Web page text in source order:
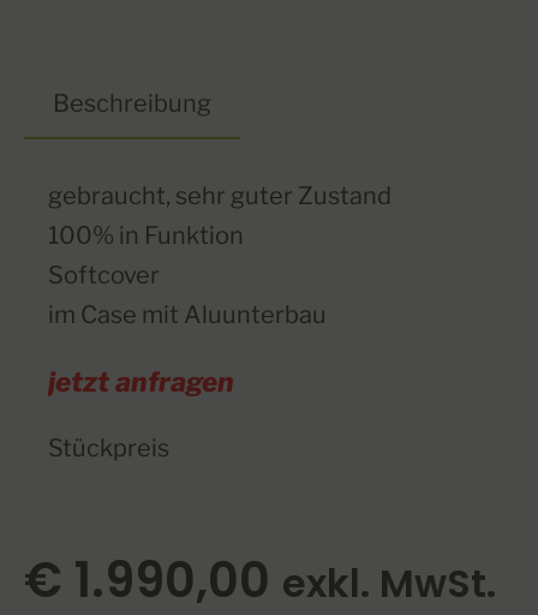
Beschreibung
gebraucht, sehr guter Zustand
100% in Funktion
Softcover
im Case mit Aluunterbau
jetzt anfragen
Stückpreis
€ 1.990,00 exkl. MwSt.